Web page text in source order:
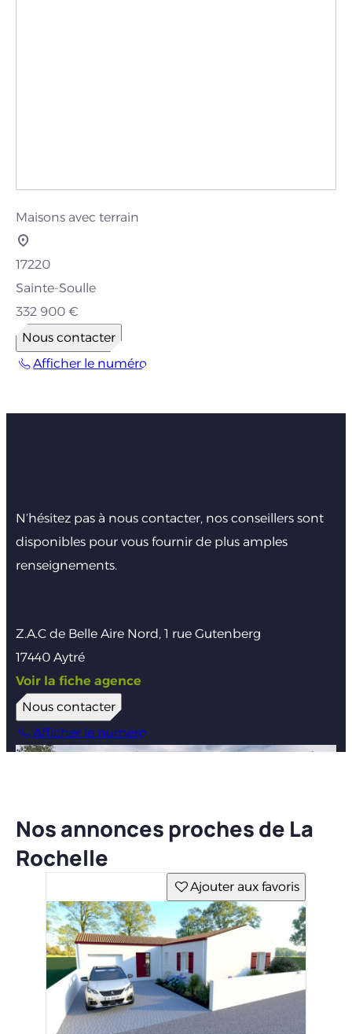
Maisons avec terrain
17220
Sainte-Soulle
332 900 €
Nous contacter
Afficher le numéro
N’hésitez pas à nous contacter, nos conseillers sont
disponibles pour vous fournir de plus amples
renseignements.
Z.A.C de Belle Aire Nord, 1 rue Gutenberg
17440 Aytré
Voir la fiche agence
Nous contacter
Afficher le numéro
Nos annonces proches de La
Rochelle
Ajouter aux favoris